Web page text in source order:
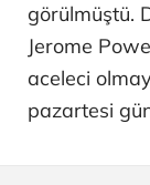
görülmüştü.
Jerome
aceleci
pazartesi